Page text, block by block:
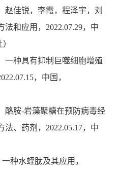
赵佳锐，李霞，程泽宇，刘
法和应用 ， 2022.07.29， 中
一种具有抑制巨噬细胞增殖
， 中国，
酪胺-岩藻聚糖在预防病毒经
法、药剂 ， 2022.05.17， 中
一种水蛭肽及其应用 ，